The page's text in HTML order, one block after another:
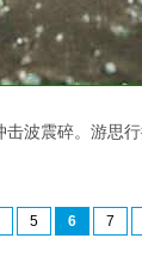
波震碎。游思
5 6 7